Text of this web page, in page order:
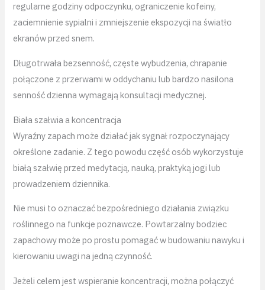
regularne godziny odpoczynku, ograniczenie kofeiny,
zaciemnienie sypialni i zmniejszenie ekspozycji na światło
ekranów przed snem.
Długotrwała bezsenność, częste wybudzenia, chrapanie
połączone z przerwami w oddychaniu lub bardzo nasilona
senność dzienna wymagają konsultacji medycznej.
Biała szałwia a koncentracja
Wyraźny zapach może działać jak sygnał rozpoczynający
określone zadanie. Z tego powodu część osób wykorzystuje
białą szałwię przed medytacją, nauką, praktyką jogi lub
prowadzeniem dziennika.
Nie musi to oznaczać bezpośredniego działania związku
roślinnego na funkcje poznawcze. Powtarzalny bodziec
zapachowy może po prostu pomagać w budowaniu nawyku i
kierowaniu uwagi na jedną czynność.
Jeżeli celem jest wspieranie koncentracji, można połączyć